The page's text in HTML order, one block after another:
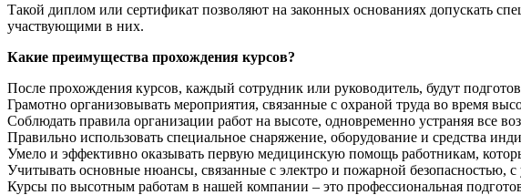
Такой диплом или сертификат позволяют на законных основаниях допускать
участвующими в них.
Какие преимущества прохождения курсов?
После прохождения курсов, каждый сотрудник или руководитель, будут
Грамотно организовывать мероприятия, связанные с охраной труда во время
Соблюдать правила организации работ на высоте, одновременно устраняя все
Правильно использовать специальное снаряжение, оборудование и средства
Умело и эффективно оказывать первую медицинскую помощь работникам,
Учитывать основные нюансы, связанные с электро и пожарной безопасностью,
Курсы по высотным работам в нашей компании – это профессиональная